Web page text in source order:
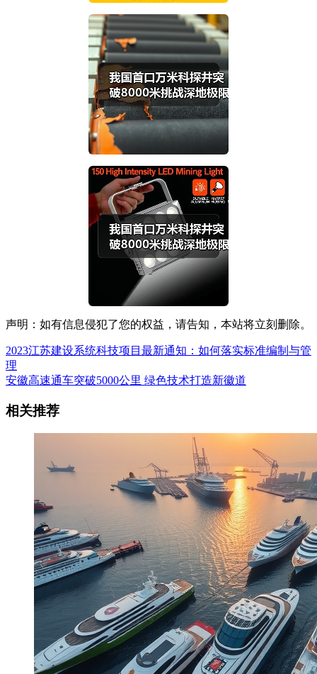
声明：如有信息侵犯了您的权益，请告知，本站将立刻删除。
2023江苏建设系统科技项目最新通知：如何落实标准编制与管
理
安徽高速通车突破5000公里 绿色技术打造新徽道
相关推荐